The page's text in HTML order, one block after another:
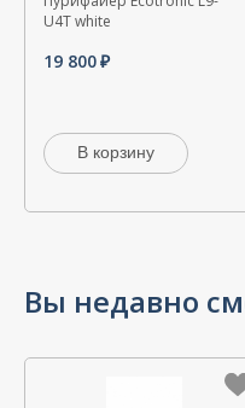
U4T white
19 800
В корзину